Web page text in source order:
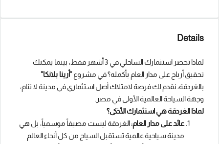
Details
لماذا تحصر استثمارك الساحلي في 3 أشهر فقط، بينما يمكنك
تحقيق أرباح على مدار العام بأكمله؟ في مشروع”أرينا بلانكا”
بالغردقة، نقدم لك فرصة لامتلاك أصل استثماري في مدينة لا تنام،
وجهة السياحة العالمية الأولى في مصر.
لماذا الغردقة هي استثمارك الأذكى؟
عائد على مدار العام:الغردقة ليست مصيفاً موسمياً، بل هي
مدينة سياحية عالمية تستقبل السياح من كل أنحاء العالم